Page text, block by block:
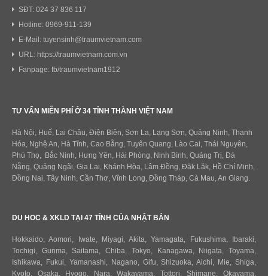
SĐT: 024 37 836 117
Hotline: 0969-911-139
E-Mail: tuyensinh@traumvietnam.com
URL: https://traumvietnam.com.vn
Fanpage: fb/traumvietnam1912
TƯ VẤN MIỄN PHÍ Ở 34 TỈNH THÀNH VIỆT NAM
Hà Nội, Huế, Lai Châu, Điện Biên, Sơn La, Lạng Sơn, Quảng Ninh, Thanh
Hóa, Nghệ An, Hà Tĩnh, Cao Bằng, Tuyên Quang, Lào Cai, Thái Nguyên,
Phú Thọ, Bắc Ninh, Hưng Yên, Hải Phòng, Ninh Bình, Quảng Trị, Đà
Nẵng, Quảng Ngãi, Gia Lai, Khánh Hòa, Lâm Đồng, Đăk Lăk, Hồ Chí Minh,
Đồng Nai, Tây Ninh, Cần Thơ, Vĩnh Long, Đồng Tháp, Cà Mau, An Giang.
DU HOC & XKLD TẠI 47 TỈNH CỦA NHẬT BẢN
Hokkaido ,Aomori Iwate Miyagi ,Akita ,Yamagata Fukushima Ibaraki
Tochigi
Gunma Saitama ,Chiba Tokyo Kanagawa Niigata ,Toyama
Ishikawa
Fukui, Yamanashi Nagano Gifu Shizuoka ,Aichi Mie Shiga
Kyoto
Osaka Hyogo Nara ,Wakayama Tottori Shimane ,Okayama